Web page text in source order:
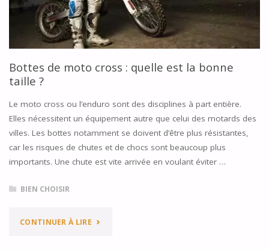
DOS
MOTO
:
CRITÈRES
À
RESPECTER"
Bottes de moto cross : quelle est la bonne
taille ?
Le moto cross ou l’enduro sont des disciplines à part entière.
Elles nécessitent un équipement autre que celui des motards des
villes. Les bottes notamment se doivent d’être plus résistantes,
car les risques de chutes et de chocs sont beaucoup plus
importants. Une chute est vite arrivée en voulant éviter …
BIEN CHOISIR
CONTINUER À LIRE"BOTTES